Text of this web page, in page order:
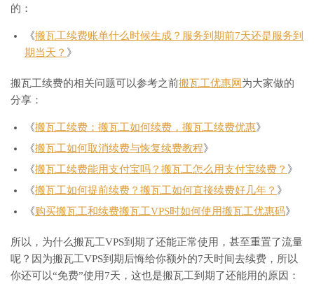
的：
《搬瓦工续费账单什么时候生成？服务到期前7天还是服务到
期当天？ 》
搬瓦工续费的相关问题可以参考之前搬瓦工优惠网 为大家做的
分享：
《搬瓦工续费：搬瓦工如何续费，搬瓦工续费优惠》
《搬瓦工如何取消续费与恢复续费教程》
《搬瓦工续费能用支付宝吗？搬瓦工怎么用支付宝续费？ 》
《搬瓦工如何提前续费？搬瓦工如何直接续费好几年？ 》
《购买搬瓦工和续费搬瓦工VPS时如何使用搬瓦工优惠码》
所以，为什么搬瓦工VPS到期了还能正常使用，甚至重置了流量
呢？因为搬瓦工VPS到期后悔给你额外的7天时间去续费，所以
你还可以“免费”使用7天，这也是搬瓦工到期了还能用的原因：